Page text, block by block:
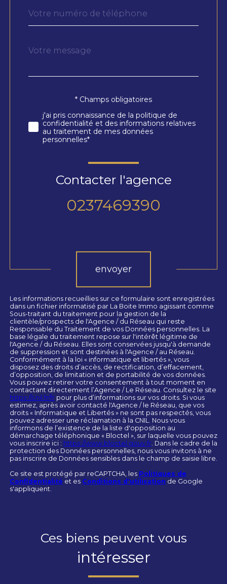
Fieldset
défaut
Message
Validation* Champs obligatoires
j'ai pris connaissance de la politique de
confidentialité et des informations relatives
au traitement de mes données
personnelles*
Contacter l'agence
0237469390
envoyer
Les informations recueillies sur ce formulaire sont enregistrées
dans un fichier informatisé par La Boite Immo agissant comme
Sous-traitant du traitement pour la gestion de la
clientèle/prospects de l'Agence / du Réseau qui reste
Responsable du Traitement de vos Données personnelles. La
base légale du traitement repose sur l'intérêt légitime de
l'Agence / du Réseau. Elles sont conservées jusqu'à demande
de suppression et sont destinées à l'Agence / au Réseau.
Conformément à la loi « informatique et libertés », vous
disposez des droits d’accès, de rectification, d’effacement,
d’opposition, de limitation et de portabilité de vos données.
Vous pouvez retirer votre consentement à tout moment en
contactant directement l’Agence / Le Réseau. Consultez le site
https://cnil.fr/fr pour plus d’informations sur vos droits. Si vous
estimez, après avoir contacté l'Agence / le Réseau, que vos
droits « Informatique et Libertés » ne sont pas respectés, vous
pouvez adresser une réclamation à la CNIL. Nous vous
informons de l’existence de la liste d'opposition au
démarchage téléphonique « Bloctel », sur laquelle vous pouvez
vous inscrire ici : https://www.bloctel.gouv.fr . Dans le cadre de la
protection des Données personnelles, nous vous invitons à ne
pas inscrire de Données sensibles dans le champ de saisie libre.
Ce site est protégé par reCAPTCHA, les Politiques de
Confidentialité et es Conditions d'utilisation de Google
s'appliquent.
Ces biens peuvent vous
intéresser